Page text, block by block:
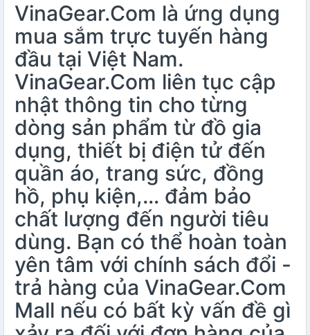
VinaGear.Com là ứng dụng
mua sắm trực tuyến hàng
đầu tại Việt Nam.
VinaGear.Com liên tục cập
nhật thông tin cho từng
dòng sản phẩm từ đồ gia
dụng, thiết bị điện tử đến
quần áo, trang sức, đồng
hồ, phụ kiện,… đảm bảo
chất lượng đến người tiêu
dùng. Bạn có thể hoàn toàn
yên tâm với chính sách đổi -
trả hàng của VinaGear.Com
Mall nếu có bất kỳ vấn đề gì